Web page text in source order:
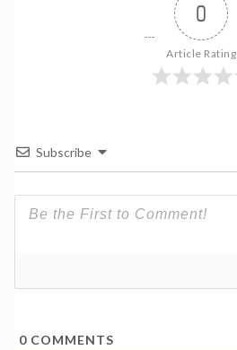
0
Article Rating
Subscribe
0 COMMENTS